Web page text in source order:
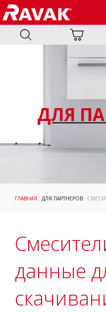
ДЛЯ
ГЛАВНАЯ : ДЛЯ ПАРТНЕРОВ :
данные